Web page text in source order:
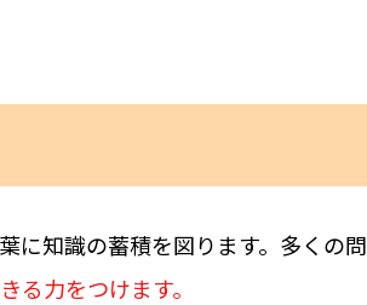
に知識の蓄積を図ります。多くの問
る力をつけます。